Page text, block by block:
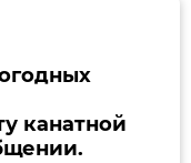
канатной